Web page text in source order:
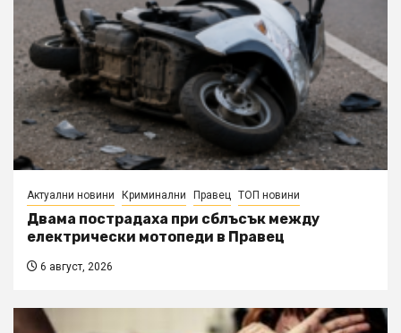
Актуални новини Криминални Правец ТОП новини
Двама пострадаха при сблъсък между
електрически мотопеди в Правец
6 август, 2026